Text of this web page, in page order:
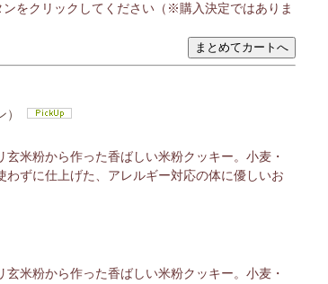
をクリックしてください（※購入決定ではありま
米粉から作った香ばしい米粉クッキー。小麦・
わずに仕上げた、アレルギー対応の体に優しいお
米粉から作った香ばしい米粉クッキー。小麦・